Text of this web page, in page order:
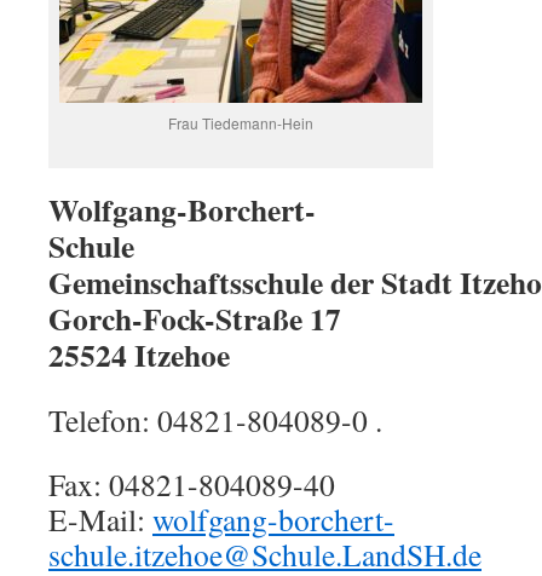
Frau Tiedemann-Hein
Wolfgang-Borchert-
Gemeinschaftsschule der Stadt
Gorch-Fock-Straße 17
25524 Itzehoe
Telefon: 04821-804089-0 .
Fax: 04821-804089-40
E-Mail: wolfgang-borchert-
schule.itzehoe@Schule.LandSH.de